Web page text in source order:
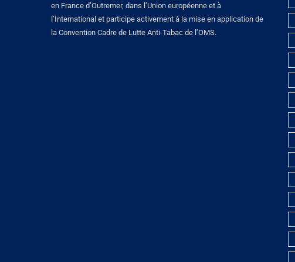
en France d’Outremer, dans l’Union européenne et à
l’International et participe activement à la mise en application de
la Convention Cadre de Lutte Anti-Tabac de l’OMS.